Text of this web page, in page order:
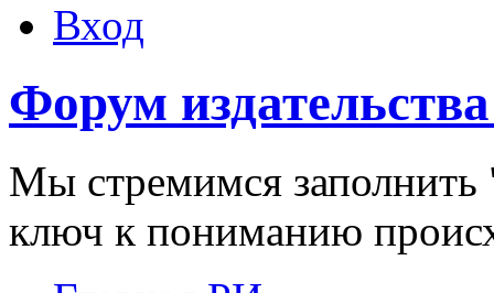
Вход
Форум
Мы стремимся заполнить
ключ к пониманию